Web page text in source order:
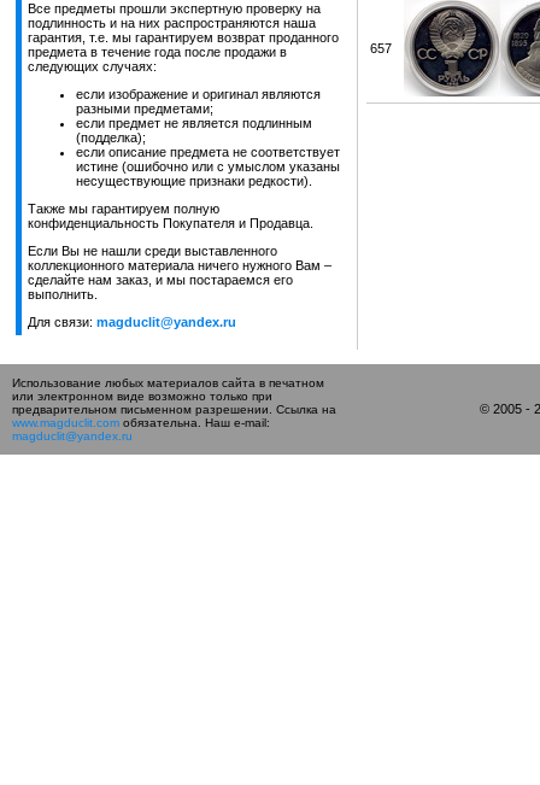
Все предметы прошли экспертную проверку на
подлинность и на них распространяются наша
гарантия, т.е. мы гарантируем возврат проданного
предмета в течение года после продажи в
следующих случаях:
если изображение и оригинал являются
разными предметами;
если предмет не является подлинным
(подделка);
если описание предмета не соответствует
истине (ошибочно или с умыслом указаны
несуществующие признаки редкости).
Также мы гарантируем полную
конфиденциальность Покупателя и Продавца.
Если Вы не нашли среди выставленного
коллекционного материала ничего нужного Вам –
сделайте нам заказ, и мы постараемся его
выполнить.
Для связи: magduclit@yandex.ru
657
Использование любых материалов сайта в печатном
или электронном виде возможно только при
предварительном письменном разрешении. Ссылка на
www.magduclit.com обязательна. Наш e-mail:
magduclit@yandex.ru
© 2005 -